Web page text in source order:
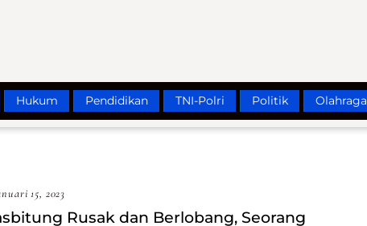
Hukum Pendidikan TNI-Polri Politik Olahraga
15, 2023
Rusak dan Berlobang, Seorang